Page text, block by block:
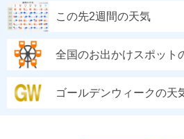
この先2週間の天気
全国のお出かけスポット
ゴールデンウィークの天